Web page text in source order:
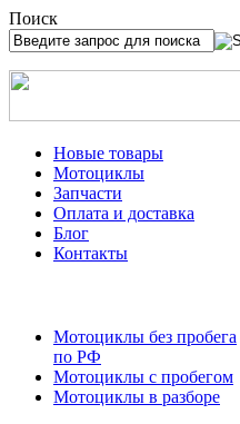
Поиск
Новые товары
Мотоциклы
Запчасти
Оплата и доставка
Блог
Контакты
Мотоциклы без пробега
по РФ
Мотоциклы с пробегом
Мотоциклы в разборе